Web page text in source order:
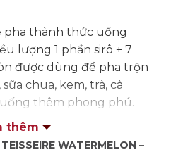
thành thức uống
lượng 1 phần sirô + 7
được dùng để pha trộn
chua, kem, trà, cà
thêm phong phú.
syrup Dưa hấu:
thêm
WATERMELON –